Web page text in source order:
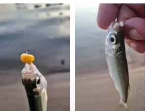
42.
На дальней - на остатки мотылька -
упёрся в неё но ничего путнего не
Перепрыгнул на ближнюю . Уклейка,
подлещик покрупней . Много
подарил) и отрезы поводка
Потом подцепил чей то шнур, но